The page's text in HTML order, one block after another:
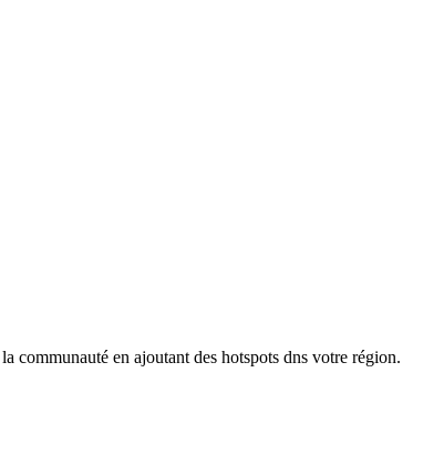
communauté en ajoutant des hotspots dns votre région.